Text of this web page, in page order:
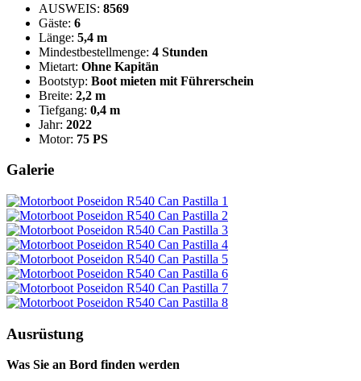
AUSWEIS: 8569
Gäste: 6
Länge: 5,4 m
Mindestbestellmenge: 4 Stunden
Mietart: Ohne Kapitän
Bootstyp: Boot mieten mit Führerschein
Breite: 2,2 m
Tiefgang: 0,4 m
Jahr: 2022
Motor: 75 PS
Galerie
Ausrüstung
Was Sie an Bord finden werden